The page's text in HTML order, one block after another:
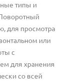
типы и
для просмотра
или
с
для хранения
со всей